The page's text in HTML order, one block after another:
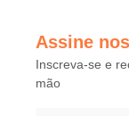
Assine
Inscreva-se e
mão